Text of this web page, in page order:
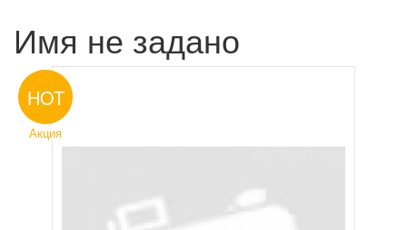
Имя не задано
HOT
Акция